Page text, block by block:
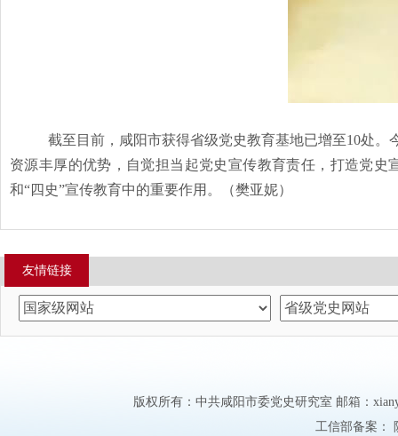
截至目前，咸阳市获得省级党史教育基地已增至10处。
资源丰厚的优势，自觉担当起党史宣传教育责任，打造党史
和“四史”宣传教育中的重要作用 。（樊亚妮）
友情链接
版权所有：中共咸阳市委党史研究室 邮箱：
工信部备案：